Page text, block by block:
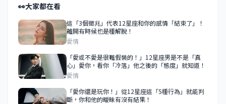
👀大家都在看
這「3個徵兆」代表12星座和你的感情「結束了」！
離開有時候也是種解脫！
愛情
「愛或不愛是很難假裝的！」12星座男是不是「真
心」愛你，看你「冷落」他之後的「態度」就知道！
愛情
「愛你還是玩你！」從12星座這「5種行為」就能判
斷，你和他的曖昧有沒有結果！